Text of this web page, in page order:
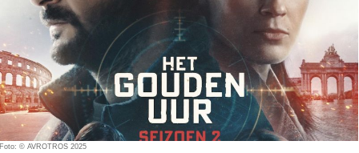
Foto: © AVROTROS 2025